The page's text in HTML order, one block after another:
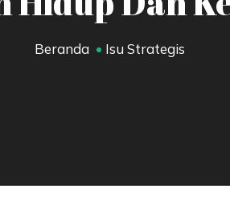
Beranda Isu Strategis